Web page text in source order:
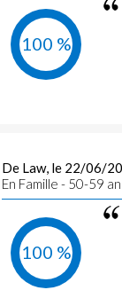
100 %
De Law, le 22/06/
En Famille - 50-59
100 %